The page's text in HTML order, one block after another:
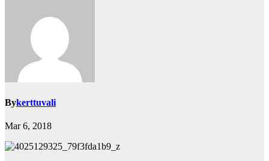
Bykerttuvali
Mar 6, 2018